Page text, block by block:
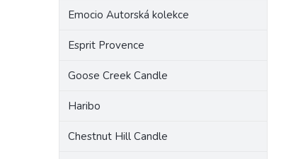
Emocio Autorská kolekce
Esprit Provence
Goose Creek Candle
Haribo
Chestnut Hill Candle